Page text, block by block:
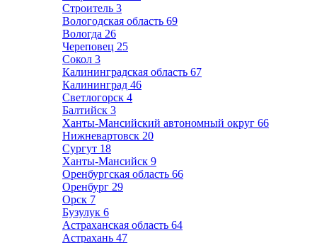
Строитель 3
Вологодская область 69
Вологда 26
Череповец 25
Сокол 3
Калининградская область 67
Калининград 46
Светлогорск 4
Балтийск 3
Ханты-Мансийский автономный округ 66
Нижневартовск 20
Сургут 18
Ханты-Мансийск 9
Оренбургская область 66
Оренбург 29
Орск 7
Бузулук 6
Астраханская область 64
Астрахань 47